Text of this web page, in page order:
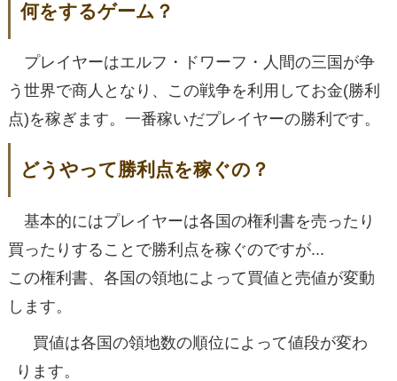
何をするゲーム？
プレイヤーはエルフ・ドワーフ・人間の三国が争
う世界で商人となり、この戦争を利用してお金(勝利
点)を稼ぎます。一番稼いだプレイヤーの勝利です。
どうやって勝利点を稼ぐの？
基本的にはプレイヤーは各国の権利書を売ったり
買ったりすることで勝利点を稼ぐのですが...
この権利書、各国の領地によって買値と売値が変動
します。
買値は各国の領地数の順位によって値段が変わ
ります。